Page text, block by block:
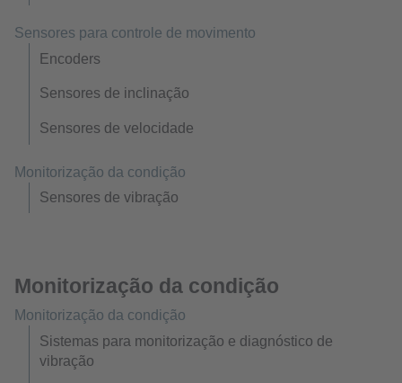
Sensores para controle de movimento
Encoders
Sensores de inclinação
Sensores de velocidade
Monitorização da condição
Sensores de vibração
Monitorização da condição
Monitorização da condição
Sistemas para monitorização e diagnóstico de
vibração